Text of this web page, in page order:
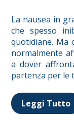
La nausea in
che spesso
quotidiane. Ma
normalmente
a dover
partenza per le
Leggi Tutto